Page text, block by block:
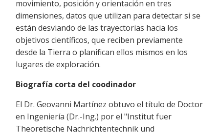
movimiento, posición y orientación en tres
dimensiones, datos que utilizan para detectar si se
están desviando de las trayectorias hacia los
objetivos científicos, que reciben previamente
desde la Tierra o planifican ellos mismos en los
lugares de exploración.
Biografía corta del coodinador
El Dr. Geovanni Martínez obtuvo el título de Doctor
en Ingeniería (Dr.-Ing.) por el "Institut fuer
Theoretische Nachrichtentechnik und